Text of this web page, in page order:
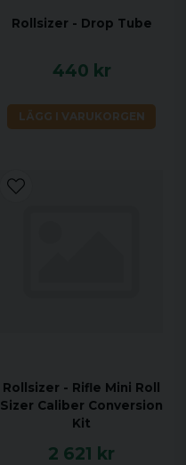
Rollsizer - Drop Tube
440 kr
LÄGG I VARUKORGEN
Rollsizer - Rifle Mini Roll
Sizer Caliber Conversion
Kit
2 621 kr